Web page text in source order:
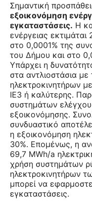
Σημαντική
εξοικονόμηση
εγκαταστάσεις. Η
ενέργειας
στο 0,0001% της
του Δήμου και στο
Υπάρχει η
στα αντλιοστάσια
ηλεκτροκινητήρων
IE3 ή καλύτερης.
συστημάτων ελέγχου
εξοικονόμησης.
συνδυαστικό
η εξοικονόμηση
30%. Επομένως, η
69,7 MWh/a
χρήση συστημάτων
ηλεκτροκινητήρων
μπορεί να
εγκαταστάσεις.